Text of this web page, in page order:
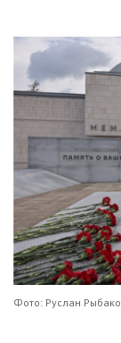
Фото: Руслан